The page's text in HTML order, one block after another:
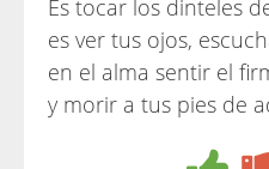
Es tocar los dinteles
es ver tus ojos,
en el alma sentir el
y morir a tus pies de